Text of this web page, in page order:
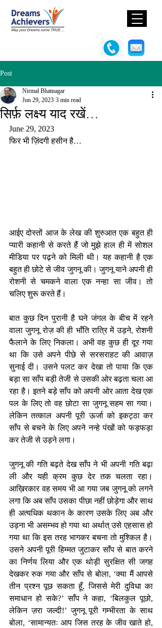
Post
सिर्फ़ लक्ष्य याद रखें…
Nirmal Bhatnagar
Jun 29, 2023 3 min read
June 29, 2023
फिर भी ज़िंदगी हसीन है…
आईए दोस्तों आज के लेख की शुरुआत एक बहुत ही
प्यारी कहानी से करते हैं जो मुझे हाल ही में सोशल
मीडिया पर पढ़ने को मिली थी। यह कहानी है एक
बहुत ही छोटे से जीव जुगनू की। जुगनू याने अपनी ही
रोशनी से चमकने वाला एक नन्हा सा जीव। तो
चलिए शुरू करते हैं।
बात कुछ दिन पुरानी है घने जंगल के बीच में रहने
वाला जुगनू रोज़ की ही भाँति रात्रि में उड़ने, रोशनी
फैलाने के लिए निकला। अभी वह कुछ ही दूर गया
था कि उसे अपने पीछे से सरसराहट की आवाज़
सुनाई दी। उसने पलट कर देखा तो पाया कि एक
बड़ा सा साँप बड़ी तेजी से उसकी ओर बढ़ता चला आ
रहा है। इतने बड़े साँप को अपनी ओर आता देख एक
पल के लिए तो वह छोटा सा जुगनू सहम सा गया।
लेकिन तत्काल अपनी पूरी ऊर्जा को इकट्ठा कर
साँप से बचने के लिए अपने नन्हे पंखों को फड़फड़ा
कर तेजी से उड़ने लगा।
जुगनू की गति बढ़ते देख साँप ने भी अपनी गति बढ़ा
ली और यही क्रम कुछ देर तक चलता रहा।
आख़िरकार वह समय भी आ गया जब जुगनू को लगने
लगा कि अब साँप उसका पीछा नहीं छोड़ेगा और साथ
ही अत्यधिक थकान के कारण उसके लिए अब और
उड़ना भी असम्भव हो गया था अर्थात् उसे एहसास हो
गया था कि इस तरह भागकर बचना तो मुश्किल है।
उसने अपनी पूरी हिम्मत जुटाकर साँप से बात करने
का निर्णय लिया और एक थोड़ी सुरक्षित सी जगह
देखकर रुक गया और साँप से बोला, ‘क्या मैं आपसे
तीन प्रश्न पूछ सकता हूँ, जिससे मेरी दुविधा का
समाधान हो सके?’ साँप ने कहा, ‘बिलकुल पूछो,
लेकिन ज़रा जल्दी!’ जुगनू पूरी गम्भीरता के साथ
बोला, ‘सामान्यतः आप जिस तरह के जीव खाते हो,